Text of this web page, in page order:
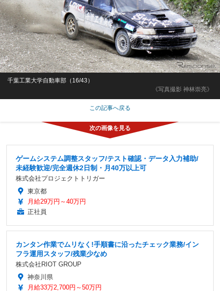
《写真撮影 神林崇亮》
千葉工業大学自動車部（16/43）
この記事へ戻る
ゲームシステム調整スタッフ/テスト確認・データ入力補助/
未経験歓迎/完全週休2日制・月40万以上可
株式会社プロジェクトトリガー
東京都
月給29万円～40万円
正社員
カンタン作業でムリなく!手順書に沿ったチェック業務/イン
フラ運用スタッフ/残業少なめ
株式会社RIOT GROUP
神奈川県
月給33万2,700円～50万円